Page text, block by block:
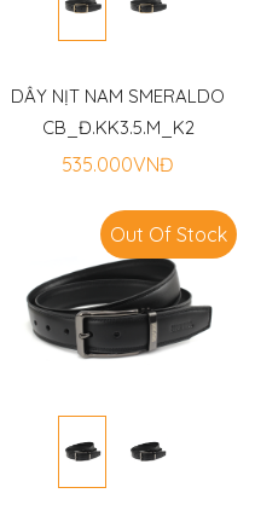
DÂY NỊT NAM SMERALDO
CB_Đ.KK3.5.M_K2
535.000VNĐ
Out Of Stock